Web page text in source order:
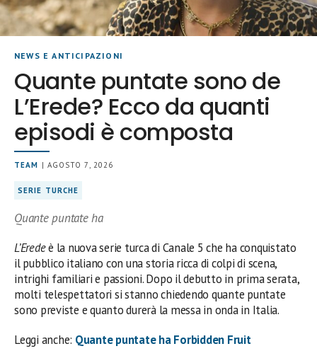
NEWS E ANTICIPAZIONI
Quante puntate sono de
L’Erede? Ecco da quanti
episodi è composta
TEAM | AGOSTO 7, 2026
SERIE TURCHE
Quante puntate ha
L’Eredeè la nuova serie turca di Canale 5 che ha conquistato
il pubblico italiano con una storia ricca di colpi di scena,
intrighi familiari e passioni. Dopo il debutto in prima serata,
molti telespettatori si stanno chiedendo quante puntate
sono previste e quanto durerà la messa in onda in Italia.
Leggi anche: Quante puntate ha Forbidden Fruit